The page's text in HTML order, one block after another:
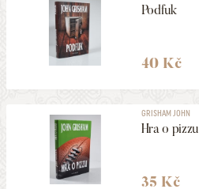
Podfuk
40 Kč
GRISHAM JOHN
Hra o pizzu
35 Kč